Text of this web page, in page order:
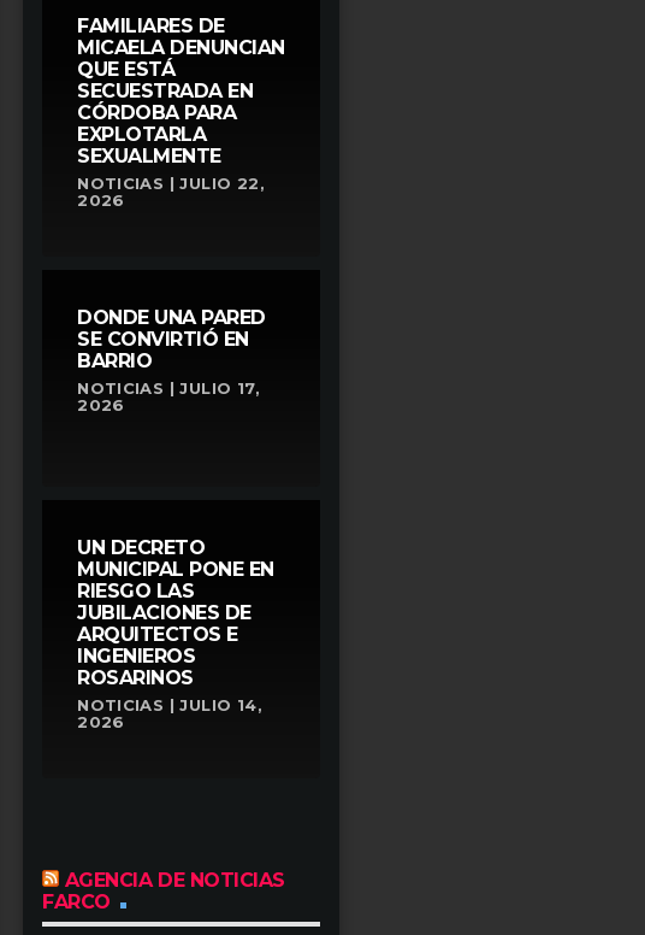
FAMILIARES DE
MICAELA DENUNCIAN
QUE ESTÁ
SECUESTRADA EN
CÓRDOBA PARA
EXPLOTARLA
SEXUALMENTE
NOTICIAS | JULIO 22,
2026
DONDE UNA PARED
SE CONVIRTIÓ EN
BARRIO
NOTICIAS | JULIO 17,
2026
UN DECRETO
MUNICIPAL PONE EN
RIESGO LAS
JUBILACIONES DE
ARQUITECTOS E
INGENIEROS
ROSARINOS
NOTICIAS | JULIO 14,
2026
AGENCIA DE NOTICIAS
FARCO